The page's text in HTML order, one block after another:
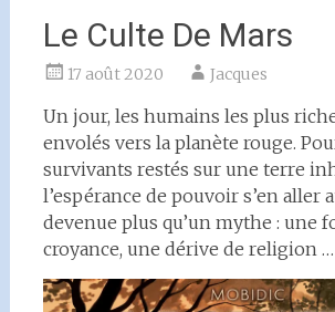
Le Culte De Mars
17 août 2020 Jacques
Un jour, les humains les plus
envolés vers la planète rouge.
survivants restés sur une terre
l’espérance de pouvoir s’en aller
devenue plus qu’un mythe : une
croyance, une dérive de religion …